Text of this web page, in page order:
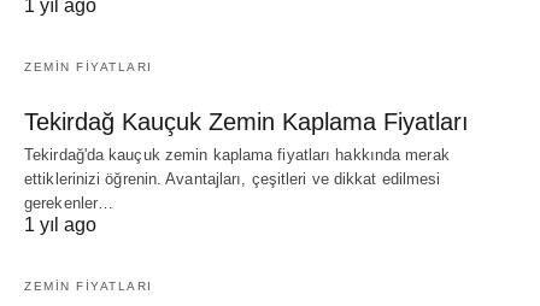
1 yıl ago
ZEMIN FIYATLARI
Tekirdağ Kauçuk Zemin Kaplama Fiyatları
Tekirdağ'da kauçuk zemin kaplama fiyatları hakkında merak
ettiklerinizi öğrenin. Avantajları, çeşitleri ve dikkat edilmesi
gerekenler…
1 yıl ago
ZEMIN FIYATLARI